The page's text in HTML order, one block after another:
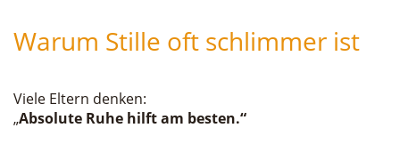
Warum Stille oft schlimmer ist
Viele Eltern denken:
„Absolute Ruhe hilft am besten.“